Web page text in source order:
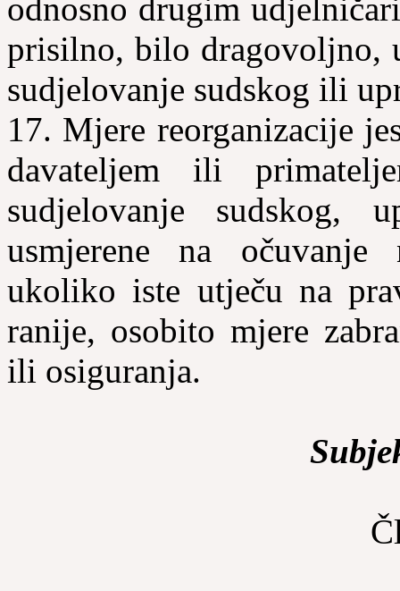
odnosno drugim
prisilno, bilo dragovoljno,
sudjelovanje sudskog ili
17. Mjere reorganizacije
davateljem ili
sudjelovanje sudskog,
usmjerene na očuvanje
ukoliko iste utječu na
ranije, osobito mjere
ili osiguranja.